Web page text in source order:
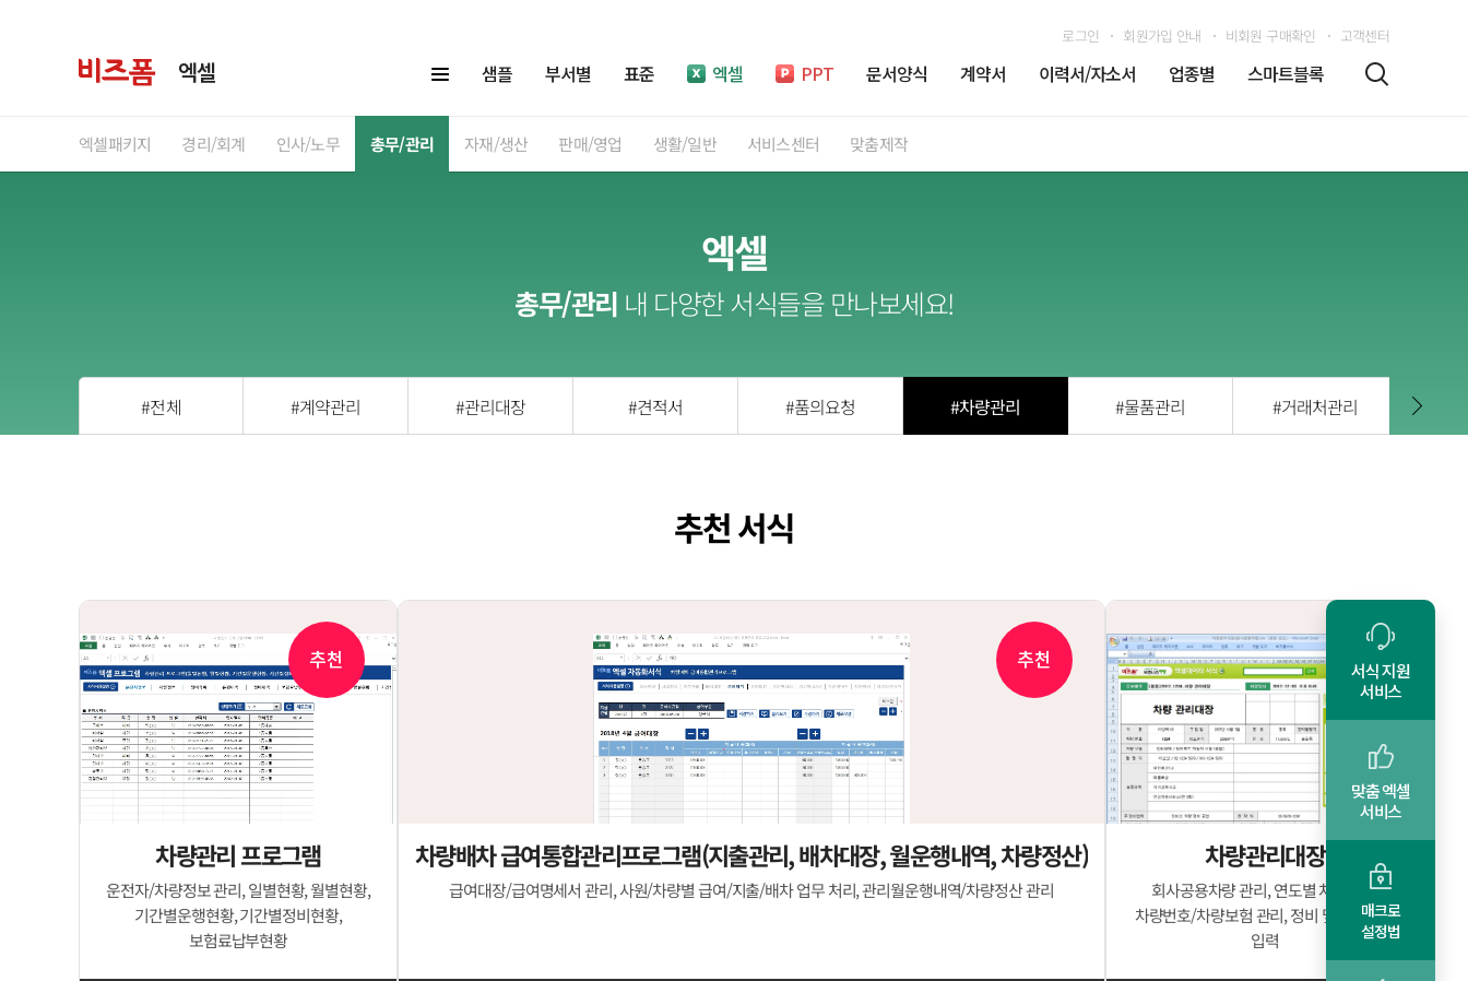
엑셀 샘플 부서별 표준 엑셀 PPT 문서양식 계약서 이력서/자소서 업종별 스마트블록
로그인 회원가입 안내 비회원 구매확인 고객센터
엑셀패키지 경리/회계 인사/노무 총무/관리 자재/생산 판매/영업 생활/일반 서비스센터 맞춤제작
엑셀
총무/관리 내 다양한 서식들을 만나보세요!
#전체 #계약관리 #관리대장 #견적서 #품의요청 #차량관리 #물품관리 #거래처관리
추천 서식
추천
차량관리 프로그램
운전자/차량정보 관리, 일별현황, 월별현황,
기간별운행현황, 기간별정비현황,
보험료납부현황
추천
차량배차 급여통합관리프로그램(지출관리, 배차대장, 월운행내역, 차량정산)
급여대장/급여명세서 관리, 사원/차량별 급여/지출/배차 업무 처리, 관리월운행내역/차량정산 관리
차량관리대장
회사공용차량 관리, 연도별 차량관리,
차량번호/차량보험 관리, 정비 및 수리내용
입력
서식 지원
서비스
맞춤 엑셀
서비스
매크로
설정법